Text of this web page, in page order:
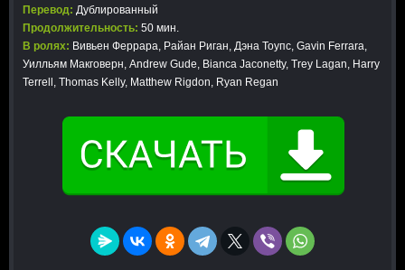
Перевод: Дублированный
Продолжительность: 50 мин.
В ролях: Вивьен Феррара, Райан Риган, Дэна Тоупс, Gavin Ferrara,
Уилльям Макговерн, Andrew Gude, Bianca Jaconetty, Trey Lagan, Harry
Terrell, Thomas Kelly, Matthew Rigdon, Ryan Regan